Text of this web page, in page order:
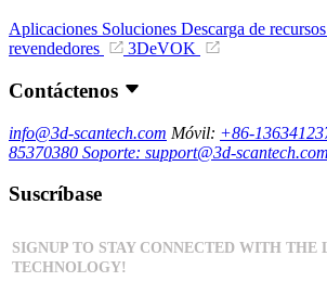
Aplicaciones Soluciones Descarga de recursos
revendedores
3DeVOK
Contáctenos
info@3d-scantech.com Móvil: +86-
85370380 Soporte: support@3d-scantech.com
Suscríbase